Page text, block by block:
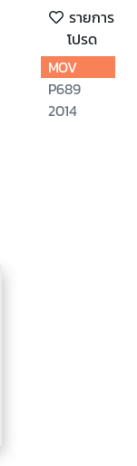
รายการ
โปรด
MOV
P689
2014